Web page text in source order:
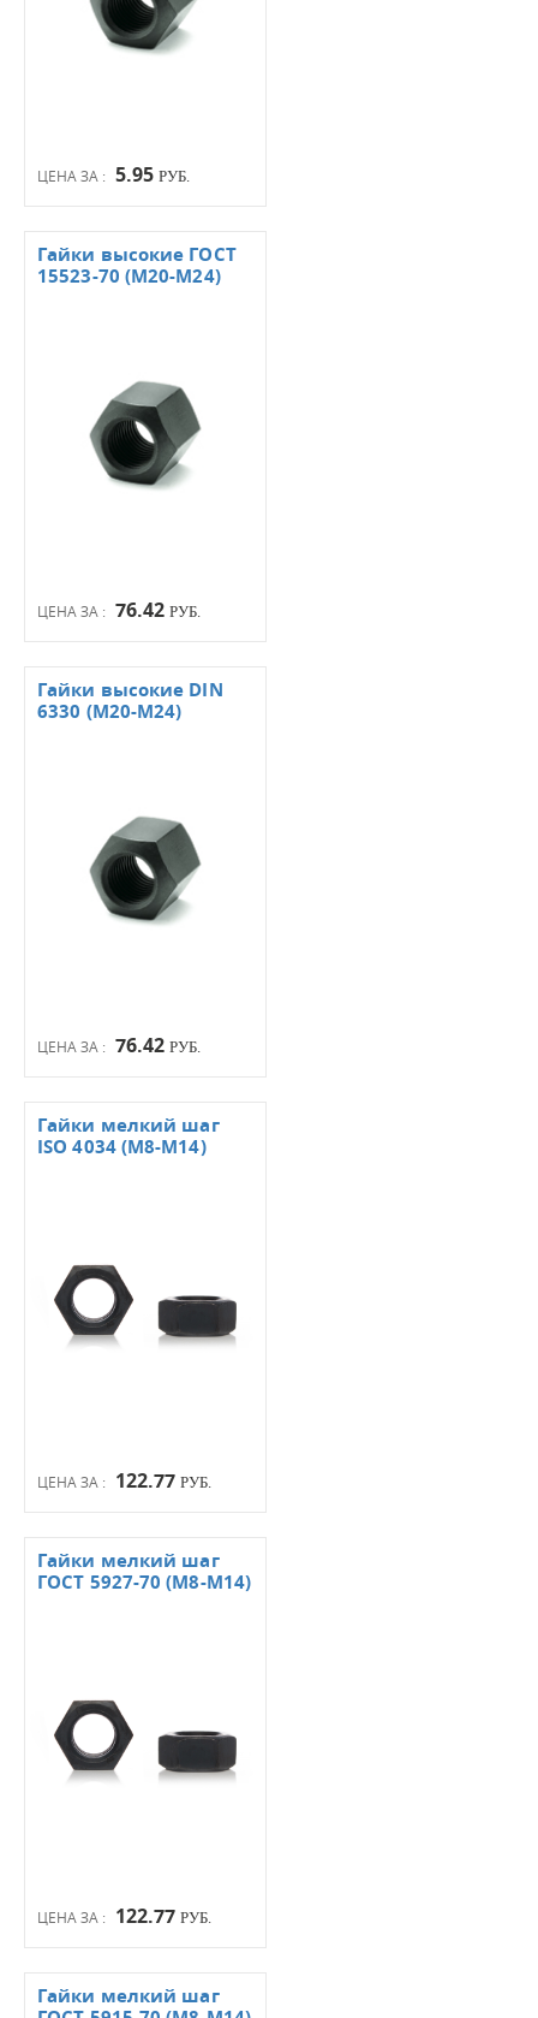
ЦЕНА ЗА : 5.95 РУБ.
ЦЕНА ЗА : 76.42 РУБ.
Гайки высокие ГОСТ
15523-70 (М20-М24)
ЦЕНА ЗА : 76.42 РУБ.
Гайки высокие DIN
6330 (М20-М24)
ЦЕНА ЗА : 122.77 РУБ.
Гайки мелкий шаг
ISO 4034 (М8-М14)
ЦЕНА ЗА : 122.77 РУБ.
Гайки мелкий шаг
ГОСТ 5927-70 (М8-М14)
Гайки мелкий шаг